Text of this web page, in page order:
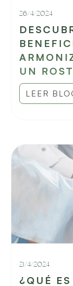
26/4/2024
UN
LEER
21/4/2024
¿QUÉ